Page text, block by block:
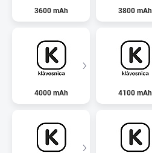
3600 mAh 3800 mAh
4000 mAh 4100 mAh